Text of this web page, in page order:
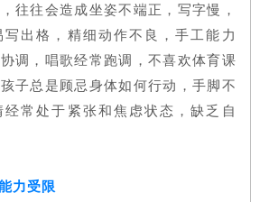
往往会造成坐姿不端正，写字慢，
出格，精细动作不良，手工能力
调，唱歌经常跑调，不喜欢体育课
子总是顾忌身体如何行动，手脚不
经常处于紧张和焦虑状态，缺乏自
力受限